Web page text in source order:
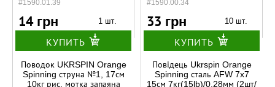
#1590.01.39
14 грн 1 шт.
КУПИТЬ
Поводок UKRSPIN Orange
Spinning струна №1, 17см
10кг рис. мотка запаяна
#1590.00.34
33 грн 10 шт.
КУПИТЬ
Повідець Ukrspin Orange
Spinning сталь AFW 7x7
15см 7кг(15lb)/0.28мм (2шт/